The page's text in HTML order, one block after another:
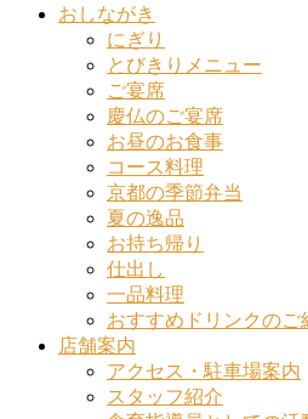
おしながき
にぎり
とびきりメニュー
ご宴席
慶仏のご宴席
お昼のお食事
コース料理
京都の季節弁当
夏の逸品
お持ち帰り
仕出し
一品料理
おすすめドリンクのご
店舗案内
アクセス・駐車場案内
スタッフ紹介